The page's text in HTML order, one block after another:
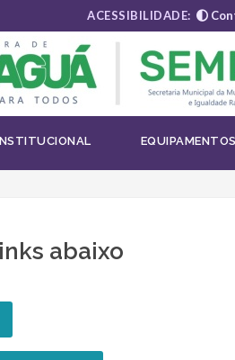
ACESSIBILIDADE:
EQUIPAMENTOS
abaixo